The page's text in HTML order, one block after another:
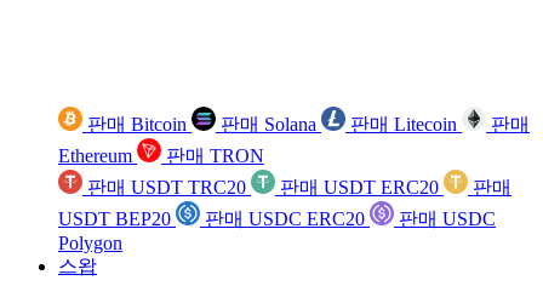
판매 Bitcoin 판매 Solana 판매 Litecoin
판매
Ethereum
판매 TRON
판매 USDT TRC20
판매 USDT ERC20
판매
USDT BEP20
판매 USDC ERC20
판매 USDC
Polygon
스왑